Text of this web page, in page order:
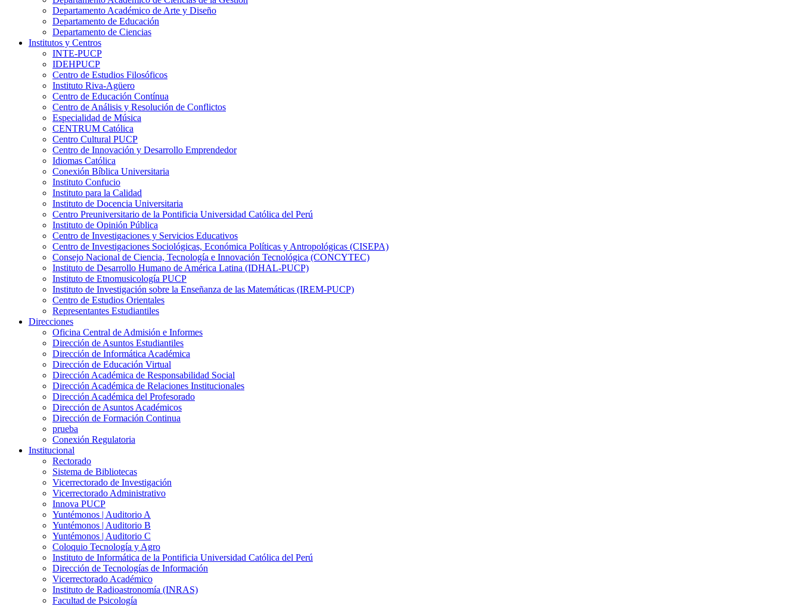
Departamento Académico de Arte y Diseño
Departamento de Educación
Departamento de Ciencias
Institutos y Centros
INTE-PUCP
IDEHPUCP
Centro de Estudios Filosóficos
Instituto Riva-Agüero
Centro de Educación Contínua
Centro de Análisis y Resolución de Conflictos
Especialidad de Música
CENTRUM Católica
Centro Cultural PUCP
Centro de Innovación y Desarrollo Emprendedor
Idiomas Católica
Conexión Bíblica Universitaria
Instituto Confucio
Instituto para la Calidad
Instituto de Docencia Universitaria
Centro Preuniversitario de la Pontificia Universidad Católica del Perú
Instituto de Opinión Pública
Centro de Investigaciones y Servicios Educativos
Centro de Investigaciones Sociológicas, Económica Políticas y Antropológicas (CISEPA)
Consejo Nacional de Ciencia, Tecnología e Innovación Tecnológica (CONCYTEC)
Instituto de Desarrollo Humano de América Latina (IDHAL-PUCP)
Instituto de Etnomusicología PUCP
Instituto de Investigación sobre la Enseñanza de las Matemáticas (IREM-PUCP)
Centro de Estudios Orientales
Representantes Estudiantiles
Direcciones
Oficina Central de Admisión e Informes
Dirección de Asuntos Estudiantiles
Dirección de Informática Académica
Dirección de Educación Virtual
Dirección Académica de Responsabilidad Social
Dirección Académica de Relaciones Institucionales
Dirección Académica del Profesorado
Dirección de Asuntos Académicos
Dirección de Formación Continua
prueba
Conexión Regulatoria
Institucional
Rectorado
Sistema de Bibliotecas
Vicerrectorado de Investigación
Vicerrectorado Administrativo
Innova PUCP
Yuntémonos | Auditorio A
Yuntémonos | Auditorio B
Yuntémonos | Auditorio C
Coloquio Tecnología y Agro
Instituto de Informática de la Pontificia Universidad Católica del Perú
Dirección de Tecnologías de Información
Vicerrectorado Académico
Instituto de Radioastronomía (INRAS)
Facultad de Psicología